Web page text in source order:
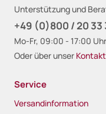
Unterstützung und
+49 (0)800 / 20 33
Mo-Fr, 09:00 - 17:00 Uhr
Oder über unser
Service
Versandinformation